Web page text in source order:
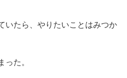
いたら、やりたいことはみつか
った。